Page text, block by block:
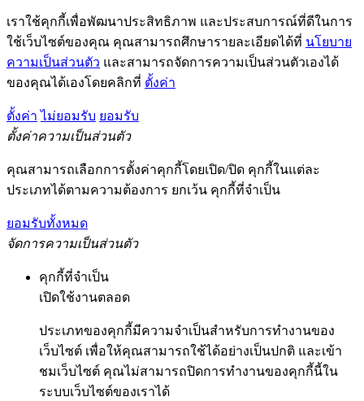
เราใช้คุกกี้เพื่อพัฒนาประสิทธิภาพ และประสบการณ์ที่ดีในการ
ใช้เว็บไซต์ของคุณ คุณสามารถศึกษารายละเอียดได้ที่ นโยบาย
ความเป็นส่วนตัว และสามารถจัดการความเป็นส่วนตัวเองได้
ของคุณได้เองโดยคลิกที่ ตั้งค่า
ตั้งค่า ไม่ยอมรับ ยอมรับ
ตั้งค่าความเป็นส่วนตัว
คุณสามารถเลือกการตั้งค่าคุกกี้โดยเปิด/ปิด คุกกี้ในแต่ละ
ประเภทได้ตามความต้องการ ยกเว้น คุกกี้ที่จำเป็น
ยอมรับทั้งหมด
จัดการความเป็นส่วนตัว
คุกกี้ที่จำเป็น
เปิดใช้งานตลอด
ประเภทของคุกกี้มีความจำเป็นสำหรับการทำงานของ
เว็บไซต์ เพื่อให้คุณสามารถใช้ได้อย่างเป็นปกติ และเข้า
ชมเว็บไซต์ คุณไม่สามารถปิดการทำงานของคุกกี้นี้ใน
ระบบเว็บไซต์ของเราได้